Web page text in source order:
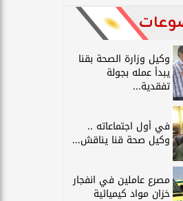
وكيل وزارة الصحة بقنا
يبدأ عمله بجولة
تفقدية...
في أول اجتماعاته ..
وكيل صحة قنا يناقش...
مصرع عاملين في انفجار
خزان مواد كيميائية